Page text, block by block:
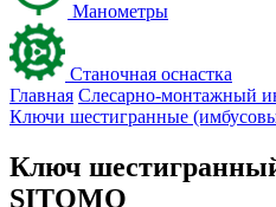
Манометры
Станочная оснастка
Главная Слесарно-монтажный
Ключи шестигранные
Ключ
SITOMO